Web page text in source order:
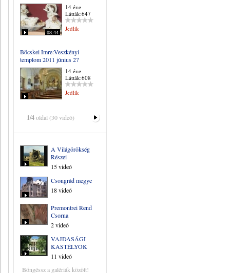
08:44
14 éve
Látták:647
Jedlik
Böcskei Imre:Veszkényi
templom 2011 június 27
14 éve
Látták:608
Jedlik
1/4oldal (30 videó)
A Világörökség
Részei
15 videó
Csongrád megye
18 videó
Premontrei Rend
Csorna
2 videó
VAJDASÁGI
KASTÉLYOK
11 videó
Böngéssz a galériák között!